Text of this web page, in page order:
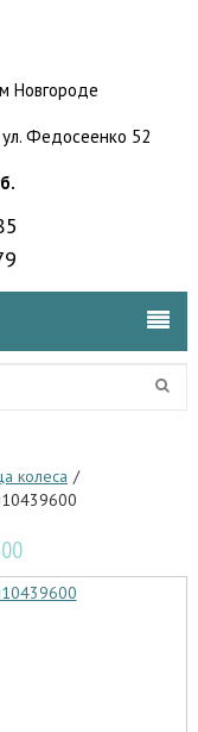
Новгороде
Федосеенко 52
колеса /